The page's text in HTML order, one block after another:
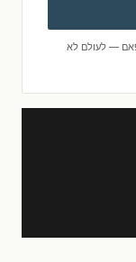
— לעולם לא